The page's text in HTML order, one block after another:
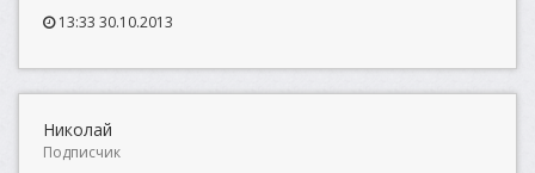
13:33 30.10.2013
Николай
Подписчик